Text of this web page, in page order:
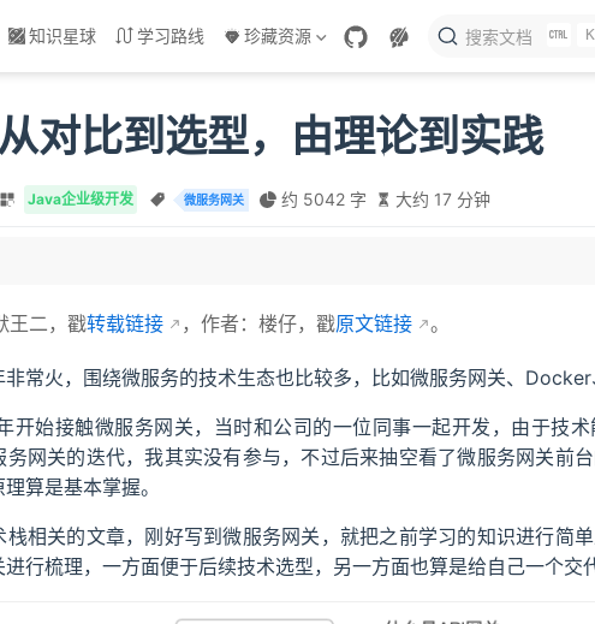
知识星球 学习路线 珍藏资源 搜索文档 K
对比到选型，由理论到实践
Java企业级开发 微服务网关 约 5042 字 大约 17 分钟
王二，戳转载链接 ，作者：楼仔，戳原文链接 。
常火，围绕微服务的技术生态也比较多，比如微服务网关、Docker
开始接触微服务网关，当时和公司的一位同事一起开发，由于技
务网关的迭代，我其实没有参与，不过后来抽空看了微服务网关前
算是基本掌握。
栈相关的文章，刚好写到微服务网关，就把之前学习的知识进行简
行梳理，一方面便于后续技术选型，另一方面也算是给自己一个交